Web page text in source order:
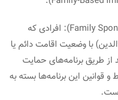
ویزای پیوستن به خانواده (Family Sponsorship Visa): افرادی که
با وضعیت اقامت دائم یا
از طریق برنامه‌های حمایت
قوانین این برنامه‌ها بسته به